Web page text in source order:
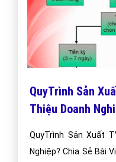
QuyTrình Sản
Thiệu Doanh
QuyTrình Sản Xuất
Nghiệp? Chia Sẻ Bài